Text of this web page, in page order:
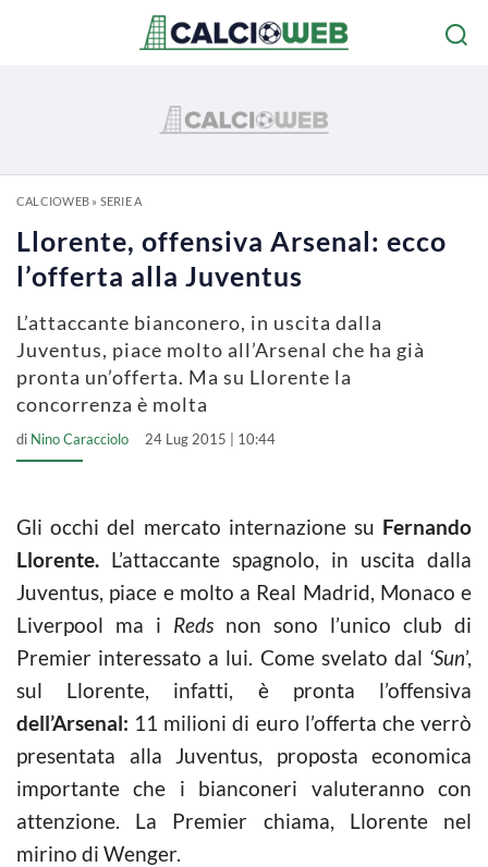
CALCIOWEB» SERIE A
Llorente, offensiva Arsenal: ecco
l’offerta alla Juventus
L’attaccante bianconero, in uscita dalla
Juventus, piace molto all’Arsenal che ha già
pronta un’offerta. Ma su Llorente la
concorrenza è molta
di Nino Caracciolo 24 Lug 2015 | 10:44
Gli occhi del mercato internazione su Fernando
Llorente. L’attaccante spagnolo, in uscita dalla
Juventus, piace e molto a Real Madrid, Monaco e
Liverpool ma i Reds non sono l’unico club di
Premier interessato a lui. Come svelato dal ‘Sun’,
sul Llorente, infatti, è pronta l’offensiva
dell’Arsenal: 11 milioni di euro l’offerta che verrò
presentata alla Juventus, proposta economica
importante che i bianconeri valuteranno con
attenzione. La Premier chiama, Llorente nel
mirino di Wenger.